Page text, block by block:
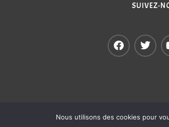
SUIVEZ-
Nous utilisons des cookies pour